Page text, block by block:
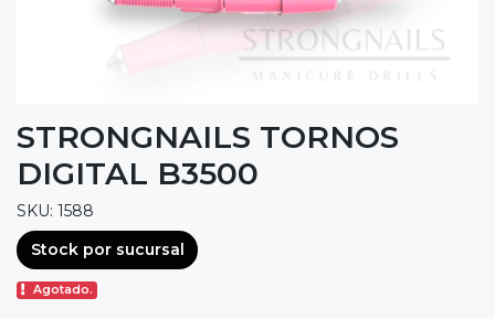
STRONGNAILS TORNOS
DIGITAL B3500
SKU: 1588
Stock por sucursal
Agotado.